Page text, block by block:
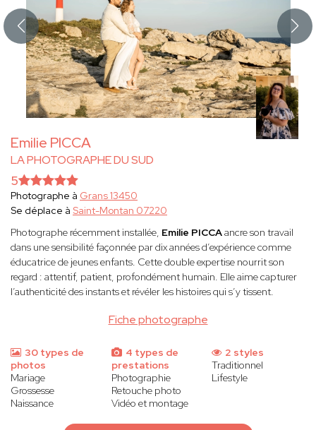
Emilie PICCA
LA PHOTOGRAPHE DU SUD
Fiche photographe
5
Photographe à Grans 13450
Se déplace à Saint-Montan 07220
Photographe récemment installée, Emilie PICCAancre son travail
dans une sensibilité façonnée par dix années d’expérience comme
éducatrice de jeunes enfants. Cette double expertise nourrit son
regard : attentif, patient, profondément humain. Elle aime capturer
l’authenticité des instants et révéler les histoires qui s’y tissent.
30 types de
photos
Mariage
Grossesse
Naissance
4 types de
prestations
Photographie
Retouche photo
Vidéo et montage
2 styles
Traditionnel
Lifestyle